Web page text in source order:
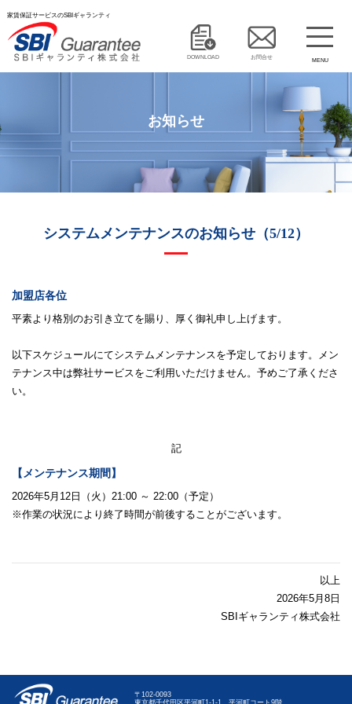
家賃保証サービスのSBIギャランティ
MENU
お問合せ
DOWNLOAD
お知らせ
システムメンテナンスのお知らせ（5/12）
加盟店各位
平素より格別のお引き立てを賜り、厚く御礼申し上げます。
以下スケジュールにてシステムメンテナンスを予定しております。メン
テナンス中は弊社サービスをご利用いただけません。予めご了承くださ
い。
記
【メンテナンス期間】
2026年5月12日（火）21:00 ～ 22:00（予定）
※作業の状況により終了時間が前後することがございます。
以上
2026年5月8日
SBIギャランティ株式会社
〒102-0093
東京都千代田区平河町1-1-1 平河町コート9階